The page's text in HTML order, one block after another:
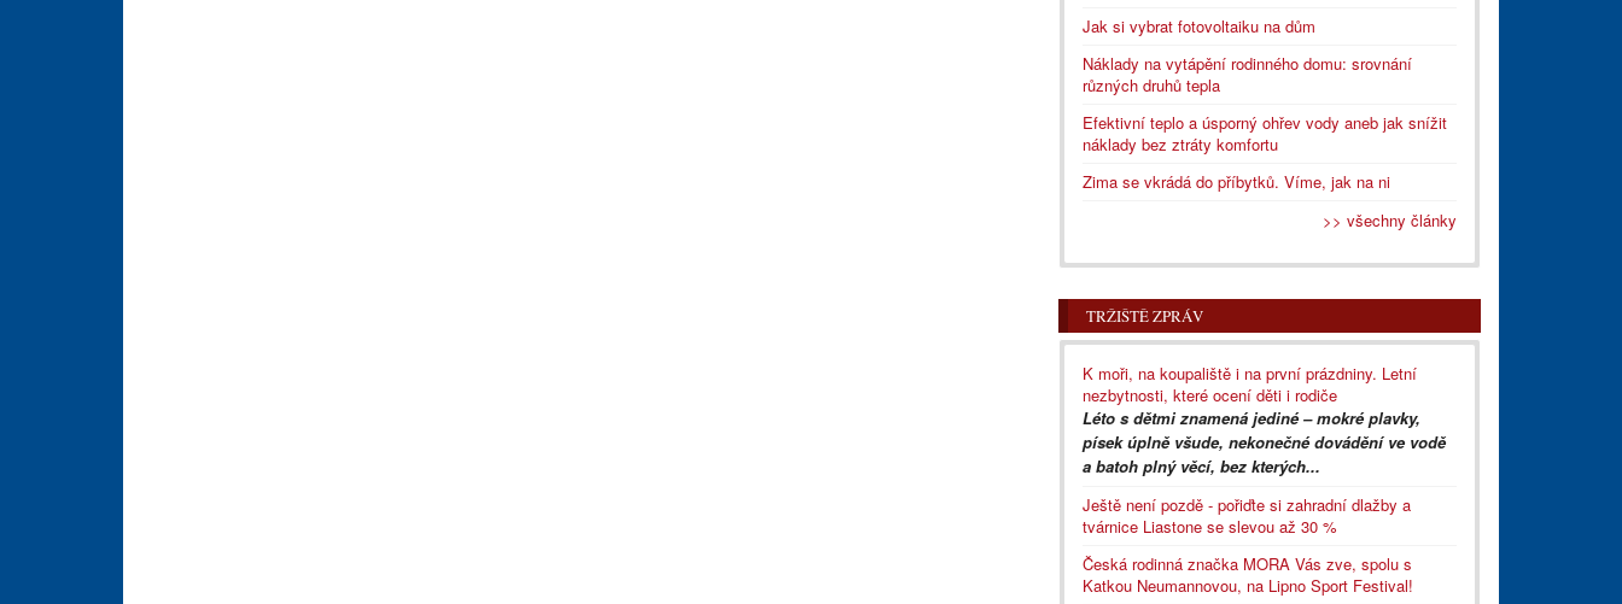
Jak si vybrat fotovoltaiku na dům
Náklady na vytápění rodinného domu: srovnání
různých druhů tepla
Efektivní teplo a úsporný ohřev vody aneb jak snížit
náklady bez ztráty komfortu
Zima se vkrádá do příbytků. Víme, jak na ni
>> všechny články
TRŽIŠTĚ ZPRÁV
K moři, na koupaliště i na první prázdniny. Letní
nezbytnosti, které ocení děti i rodiče
Léto s dětmi znamená jediné – mokré plavky,
písek úplně všude, nekonečné dovádění ve vodě
a batoh plný věcí, bez kterých...
Ještě není pozdě - pořiďte si zahradní dlažby a
tvárnice Liastone se slevou až 30 %
Česká rodinná značka MORA Vás zve, spolu s
Katkou Neumannovou, na Lipno Sport Festival!